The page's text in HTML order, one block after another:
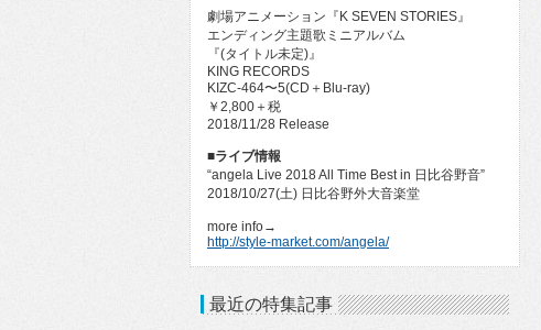
劇場アニメーション『K SEVEN STORIES』
エンディング主題歌ミニアルバム
『(タイトル未定)』
KING RECORDS
KIZC-464〜5(CD＋Blu-ray)
￥2,800＋税
2018/11/28 Release
■ライブ情報
“angela Live 2018 All Time Best in 日比谷野音”
2018/10/27(土) 日比谷野外大音楽堂
more info→
http://style-market.com/angela/
最近の特集記事